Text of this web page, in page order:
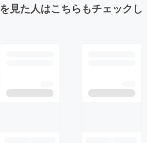
見た人はこちらもチェックし